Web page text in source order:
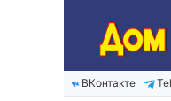
содержимому
ВКонтакте